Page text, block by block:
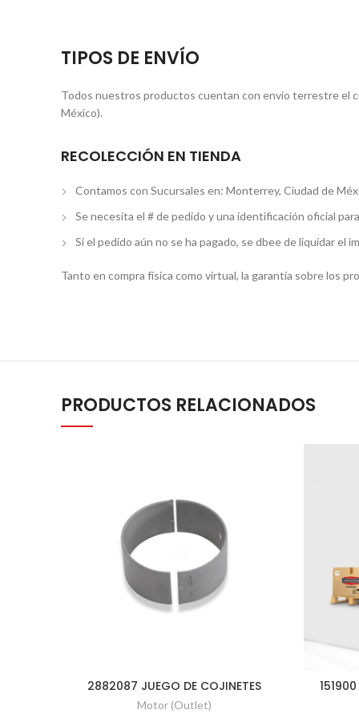
TIPOS DE ENVÍO
Todos nuestros productos cuentan con envío terrestre el
México).
RECOLECCIÓN EN TIENDA
Contamos con Sucursales en: Monterrey, Ciudad de
Se necesita el # de pedido y una identificación oficial
Si el pedido aún no se ha pagado, se dbee de liquidar el
Tanto en compra física como virtual, la garantía sobre los
PRODUCTOS RELACIONADOS
2882087 JUEGO DE COJINETES
Motor (Outlet)
151900